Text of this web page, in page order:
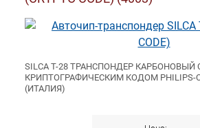
SILCA T-28 ТРАНСПОНДЕР КАРБОНОВЫЙ
КРИПТОГРАФИЧЕСКИМ КОДОМ PHILIPS-
(ИТАЛИЯ)